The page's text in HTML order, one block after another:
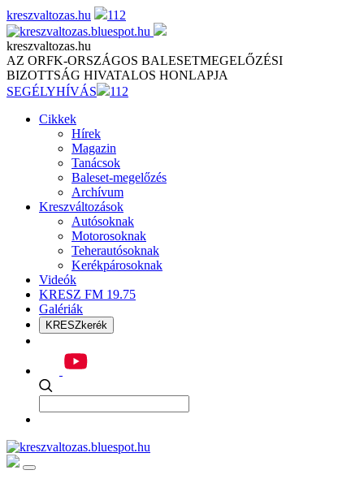
Skip
to
content
kreszvaltozas.hu 112
kreszvaltozas.hu
AZ ORFK-ORSZÁGOS BALESETMEGELŐZÉSI
BIZOTTSÁG HIVATALOS HONLAPJA
SEGÉLYHÍVÁS
112
Cikkek
Hírek
Magazin
Tanácsok
Baleset-megelőzés
Archívum
Kreszváltozások
Autósoknak
Motorosoknak
Teherautósoknak
Kerékpárosoknak
Videók
KRESZ FM 19.75
Galériák
KRESZkerék